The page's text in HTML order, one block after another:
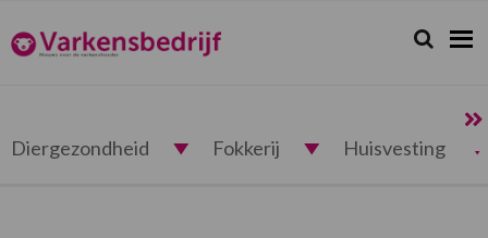
de
hoofdnavigatie
de
hoofd
de
eerste
de
voettekst
Varkensbedrijf.nl Zoeken...
Zoek
Diergezondheid Fokkerij Huisvesting